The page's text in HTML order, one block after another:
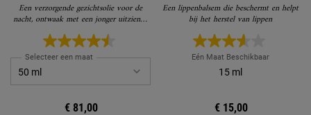
Een verzorgende gezichtsolie voor de
nacht, ontwaak met een jonger uitziende
huid
Selecteer een maat
€ 81,00
Een lippenbalsem die beschermt en helpt
bij het herstel van lippen
Eén Maat Beschikbaar
15 ml
€ 15,00